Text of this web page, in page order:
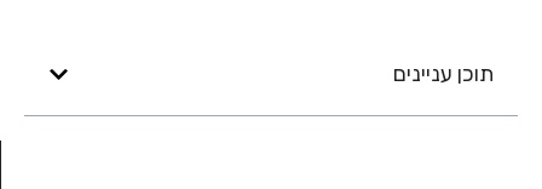
תוכן עניינים